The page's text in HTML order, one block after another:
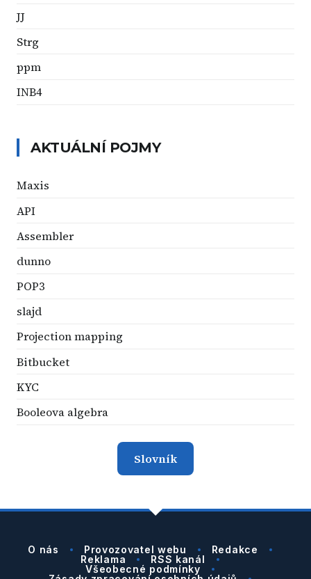
JJ
Strg
ppm
INB4
AKTUÁLNÍ POJMY
Maxis
API
Assembler
dunno
POP3
slajd
Projection mapping
Bitbucket
KYC
Booleova algebra
Slovník
O nás Provozovatel webu
Redakce
Reklama
RSS kanál
Všeobecné podmínky